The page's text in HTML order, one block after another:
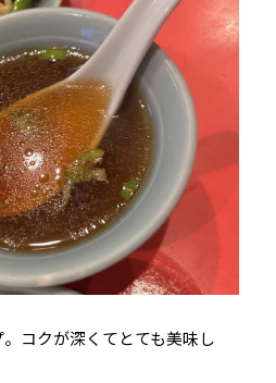
コクが深くてとても美味し